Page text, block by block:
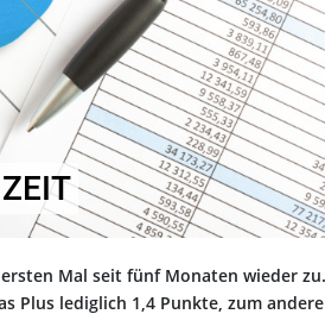
Mal seit fünf Monaten wieder zu.
Plus lediglich 1,4 Punkte, zum